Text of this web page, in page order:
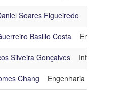
Soares Figueiredo
Basilio Costa
Silveira Gonçalves Informática
Chang Engenharia de